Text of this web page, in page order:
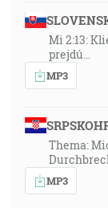
Mi 2:13:
prejdú…
MP3
Thema:
MP3